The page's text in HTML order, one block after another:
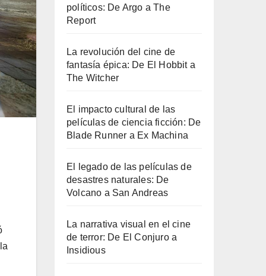
políticos: De Argo a The
Report
La revolución del cine de
fantasía épica: De El Hobbit a
The Witcher
El impacto cultural de las
películas de ciencia ficción: De
Blade Runner a Ex Machina
El legado de las películas de
desastres naturales: De
Volcano a San Andreas
La narrativa visual en el cine
de terror: De El Conjuro a
Insidious